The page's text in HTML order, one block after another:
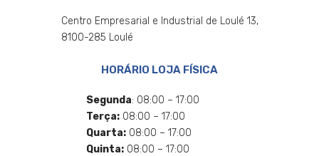
Centro Empresarial e Industrial de Loulé 13,
8100-285 Loulé
HORÁRIO LOJA FÍSICA
Segunda: 08:00 – 17:00
Terça:08:00 – 17:00
Quarta:08:00 – 17:00
Quinta:08:00 – 17:00